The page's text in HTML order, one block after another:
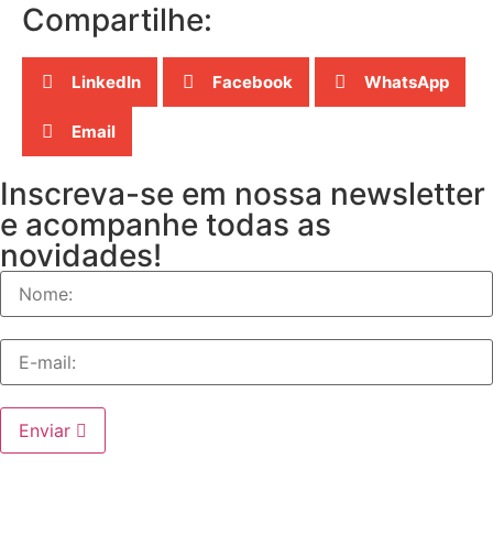
Compartilhe:
LinkedIn Facebook WhatsApp
Email
Inscreva-se em nossa newsletter
e acompanhe todas as
novidades!
Enviar